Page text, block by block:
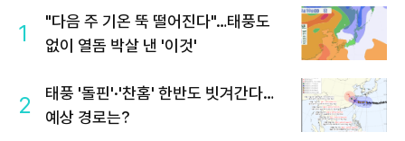
1
"다음 주 기온 뚝 떨어진다"…태풍도
없이 열돔 박살 낸 '이것'
2
태풍 '돌핀'·'찬홈' 한반도 빗겨간다…
예상 경로는?